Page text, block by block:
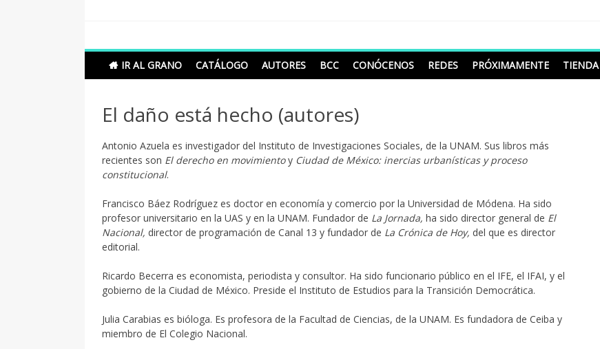
Grano de Sal
Libros para mantener viva la duda razonable
IR AL GRANO
CATÁLOGO AUTORES BCC CONÓCENOS REDES PRÓXIMAMENTE TIENDA
El daño está hecho (autores)
Antonio Azuela es investigador del Instituto de Investigaciones Sociales, de la UNAM. Sus libros más
recientes son El derecho en movimientoy Ciudad de México: inercias urbanísticas y proceso
constitucional.
Francisco Báez Rodríguez es doctor en economía y comercio por la Universidad de Módena. Ha sido
profesor universitario en la UAS y en la UNAM. Fundador de La Jornada, ha sido director general de El
Nacional, director de programación de Canal 13 y fundador de La Crónica de Hoy, del que es director
editorial.
Ricardo Becerra es economista, periodista y consultor. Ha sido funcionario público en el IFE, el IFAI, y el
gobierno de la Ciudad de México. Preside el Instituto de Estudios para la Transición Democrática.
Julia Carabias es bióloga. Es profesora de la Facultad de Ciencias, de la UNAM. Es fundadora de Ceiba y
miembro de El Colegio Nacional.